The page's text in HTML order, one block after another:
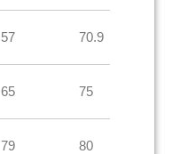
57 70.9
65 75
79 80